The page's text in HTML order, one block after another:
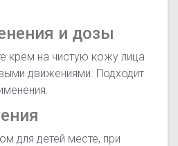
и дозы
крем на чистую кожу лица
движениями. Подходит
для детей месте, при